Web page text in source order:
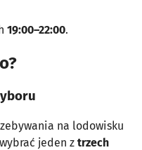
19:00–22:00.
na lodowisku
jeden z trzech